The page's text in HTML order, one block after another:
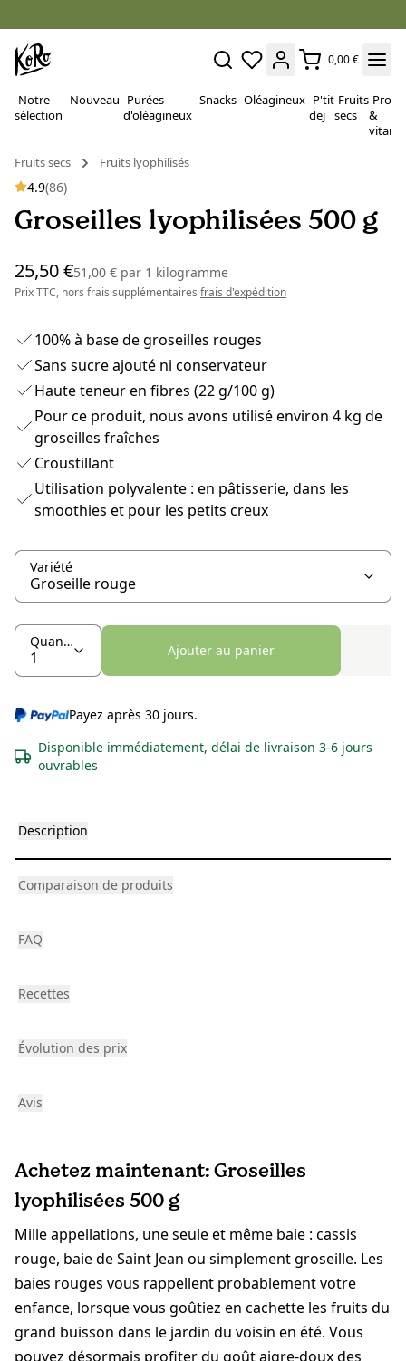
0,00 €
Notre
sélection
Nouveau Purées
d'oléagineux
Snacks Oléagineux P'tit
dej
Fruits
secs
&
Fruits secs
Fruits lyophilisés
4.9(86)
Groseilles lyophilisées 500 g
25,50 €51,00 € par 1 kilogramme
Prix TTC, hors frais supplémentaires frais d'expédition
100% à base de groseilles rouges
Sans sucre ajouté ni conservateur
Haute teneur en fibres (22 g/100 g)
Pour ce produit, nous avons utilisé environ 4 kg de
groseilles fraîches
Croustillant
Utilisation polyvalente : en pâtisserie, dans les
smoothies et pour les petits creux
Variété
Quantité
Ajouter au panier
Payez après 30 jours.
Disponible immédiatement, délai de livraison 3-6 jours
ouvrables
Description
Comparaison de produits
FAQ
Recettes
Évolution des prix
Avis
Achetez maintenant: Groseilles
lyophilisées 500 g
Mille appellations, une seule et même baie : cassis
rouge, baie de Saint Jean ou simplement groseille. Les
baies rouges vous rappellent probablement votre
enfance, lorsque vous goûtiez en cachette les fruits du
grand buisson dans le jardin du voisin en été. Vous
pouvez désormais profiter du goût aigre-doux des